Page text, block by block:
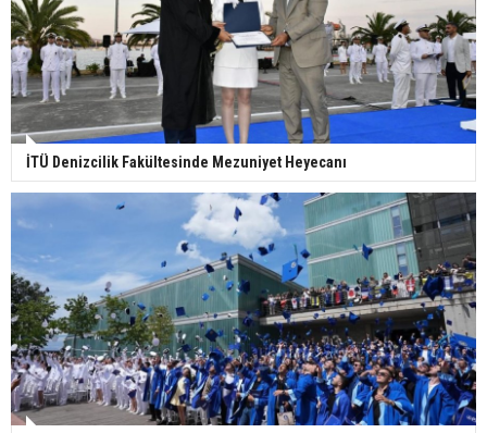
İTÜ Denizcilik Fakültesinde Mezuniyet Heyecanı